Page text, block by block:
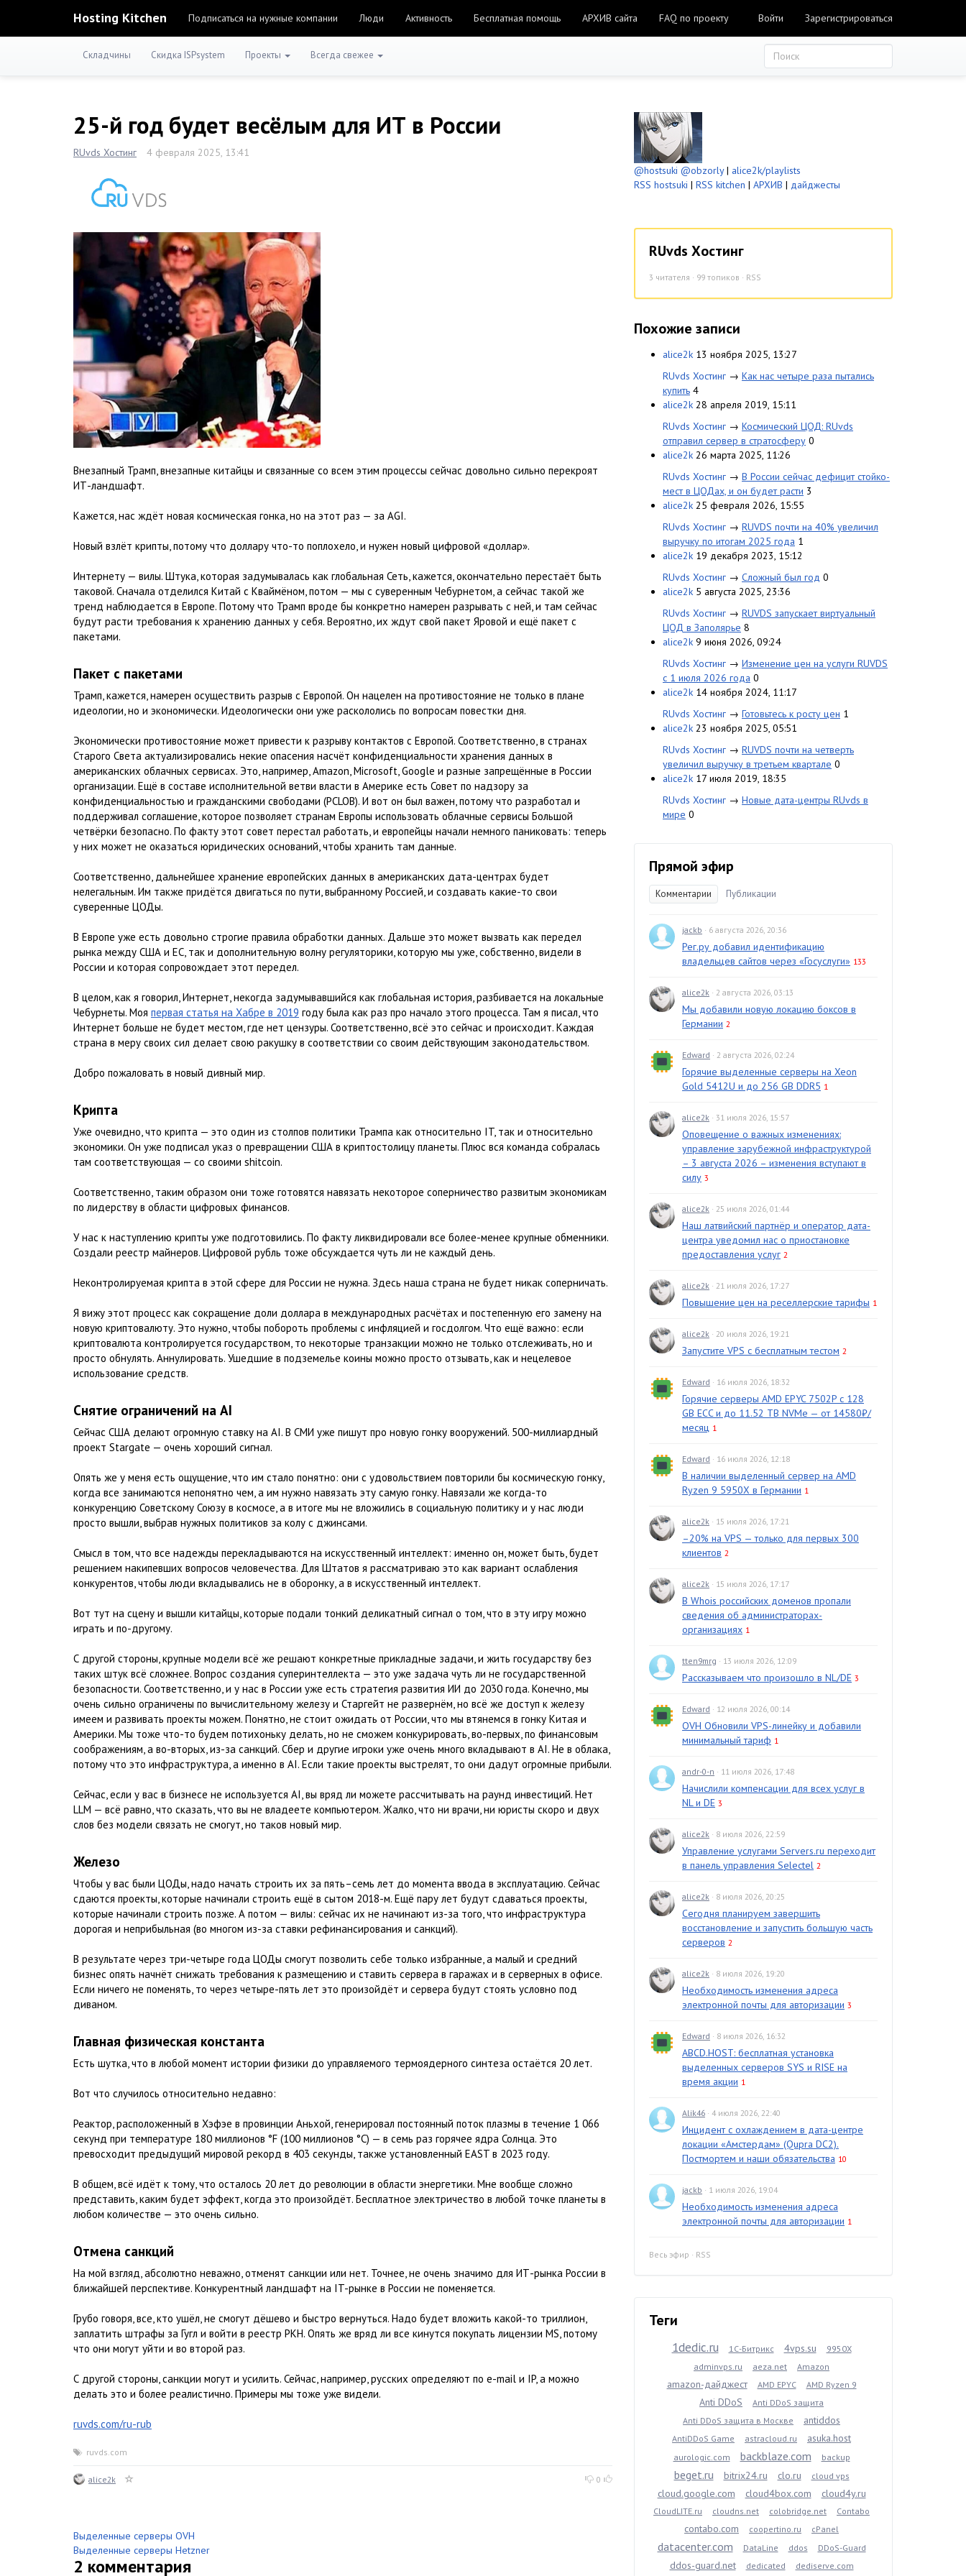
Hosting Kitchen Подписаться на нужные компании Люди Активность Бесплатная помощь АРХИВ сайта FAQ по проекту Войти Зарегистрироваться
Складчины Скидка ISPsystem Проекты Всегда свежее
25-й год будет весёлым для ИТ в России
RUvds Хостинг 4 февраля 2025, 13:41
Внезапный Трамп, внезапные китайцы и связанные со всем этим процессы сейчас довольно сильно перекроят
ИТ-ландшафт.
Кажется, нас ждёт новая космическая гонка, но на этот раз — за AGI.
Новый взлёт крипты, потому что доллару что-то поплохело, и нужен новый цифровой «доллар».
Интернету — вилы. Штука, которая задумывалась как глобальная Сеть, кажется, окончательно перестаёт быть
таковой. Сначала отделился Китай с Кваймёном, потом — мы с суверенным Чебурнетом, а сейчас такой же
тренд наблюдается в Европе. Потому что Трамп вроде бы конкретно намерен разрывать с ней, и там сейчас
будут расти требования к хранению данных у себя. Вероятно, их ждут свой пакет Яровой и ещё пакет с
пакетами.
Пакет с пакетами
Трамп, кажется, намерен осуществить разрыв с Европой. Он нацелен на противостояние не только в плане
идеологии, но и экономически. Идеологически они уже раскололись по вопросам повестки дня.
Экономически противостояние может привести к разрыву контактов с Европой. Соответственно, в странах
Старого Света актуализировались некие опасения насчёт конфиденциальности хранения данных в
американских облачных сервисах. Это, например, Amazon, Microsoft, Google и разные запрещённые в России
организации. Ещё в составе исполнительной ветви власти в Америке есть Совет по надзору за
конфиденциальностью и гражданскими свободами (PCLOB). И вот он был важен, потому что разработал и
поддерживал соглашение, которое позволяет странам Европы использовать облачные сервисы Большой
четвёрки безопасно. По факту этот совет перестал работать, и европейцы начали немного паниковать: теперь
у них может не оказаться юридических оснований, чтобы хранить там данные.
Соответственно, дальнейшее хранение европейских данных в американских дата-центрах будет
нелегальным. Им также придётся двигаться по пути, выбранному Россией, и создавать какие-то свои
суверенные ЦОДы.
В Европе уже есть довольно строгие правила обработки данных. Дальше это может вызвать как передел
рынка между США и ЕС, так и дополнительную волну регуляторики, которую мы уже, собственно, видели в
России и которая сопровождает этот передел.
В целом, как я говорил, Интернет, некогда задумывавшийся как глобальная история, разбивается на локальные
Чебурнеты. Моя первая статья на Хабре в 2019 году была как раз про начало этого процесса. Там я писал, что
Интернет больше не будет местом, где нет цензуры. Соответственно, всё это сейчас и происходит. Каждая
страна в меру своих сил делает свою ракушку в соответствии со своим действующим законодательством.
Добро пожаловать в новый дивный мир.
Крипта
Уже очевидно, что крипта — это один из столпов политики Трампа как относительно IT, так и относительно
экономики. Он уже подписал указ о превращении США в криптостолицу планеты. Плюс вся команда собралась
там соответствующая — со своими shitcoin.
Соответственно, таким образом они тоже готовятся навязать некоторое соперничество развитым экономикам
по лидерству в области цифровых финансов.
У нас к наступлению крипты уже подготовились. По факту ликвидировали все более-менее крупные обменники.
Создали реестр майнеров. Цифровой рубль тоже обсуждается чуть ли не каждый день.
Неконтролируемая крипта в этой сфере для России не нужна. Здесь наша страна не будет никак соперничать.
Я вижу этот процесс как сокращение доли доллара в международных расчётах и постепенную его замену на
новую криптовалюту. Это нужно, чтобы побороть проблемы с инфляцией и госдолгом. Что ещё важно: если
криптовалюта контролируется государством, то некоторые транзакции можно не только отслеживать, но и
просто обнулять. Аннулировать. Ушедшие в подземелье коины можно просто отзывать, как и нецелевое
использование средств.
Снятие ограничений на AI
Сейчас США делают огромную ставку на AI. В СМИ уже пишут про новую гонку вооружений. 500-миллиардный
проект Stargate — очень хороший сигнал.
Опять же у меня есть ощущение, что им стало понятно: они с удовольствием повторили бы космическую гонку,
когда все занимаются непонятно чем, а им нужно навязать эту самую гонку. Навязали же когда-то
конкуренцию Советскому Союзу в космосе, а в итоге мы не вложились в социальную политику и у нас люди
просто вышли, выбрав нужных политиков за колу с джинсами.
Смысл в том, что все надежды перекладываются на искусственный интеллект: именно он, может быть, будет
решением накипевших вопросов человечества. Для Штатов я рассматриваю это как вариант ослабления
конкурентов, чтобы люди вкладывались не в оборонку, а в искусственный интеллект.
Вот тут на сцену и вышли китайцы, которые подали тонкий деликатный сигнал о том, что в эту игру можно
играть и по-другому.
С другой стороны, крупные модели всё же решают конкретные прикладные задачи, и жить государству без
таких штук всё сложнее. Вопрос создания суперинтеллекта — это уже задача чуть ли не государственной
безопасности. Соответственно, и у нас в России уже есть стратегия развития ИИ до 2030 года. Конечно, мы
очень сильно ограничены по вычислительному железу и Старгейт не развернём, но всё же доступ к железу
имеем и развивать проекты можем. Понятно, не стоит ожидать от России, что мы втянемся в гонку Китая и
Америки. Мы тоже что-то будем потихоньку делать, но не сможем конкурировать, во-первых, по финансовым
соображениям, а во-вторых, из-за санкций. Сбер и другие игроки уже очень много вкладывают в AI. Не в облака,
потому что это инфраструктура, а именно в AI. Если такие проекты выстрелят, то они дадут огромные прибыли.
Сейчас, если у вас в бизнесе не используется AI, вы вряд ли можете рассчитывать на раунд инвестиций. Нет
LLM — всё равно, что сказать, что вы не владеете компьютером. Жалко, что ни врачи, ни юристы скоро и двух
слов без модели связать не смогут, но таков новый мир.
Железо
Чтобы у вас были ЦОДы, надо начать строить их за пять–семь лет до момента ввода в эксплуатацию. Сейчас
сдаются проекты, которые начинали строить ещё в сытом 2018-м. Ещё пару лет будут сдаваться проекты,
которые начинали строить позже. А потом — вилы: сейчас их не начинают из-за того, что инфраструктура
дорогая и неприбыльная (во многом из-за ставки рефинансирования и санкций).
В результате через три-четыре года ЦОДы смогут позволить себе только избранные, а малый и средний
бизнес опять начнёт снижать требования к размещению и ставить сервера в гаражах и в серверных в офисе.
Если ничего не поменять, то через четыре-пять лет это произойдёт и сервера будут стоять условно под
диваном.
Главная физическая константа
Есть шутка, что в любой момент истории физики до управляемого термоядерного синтеза остаётся 20 лет.
Вот что случилось относительно недавно:
Реактор, расположенный в Хэфэе в провинции Аньхой, генерировал постоянный поток плазмы в течение 1 066
секунд при температуре 180 миллионов °F (100 миллионов °C) — в семь раз горячее ядра Солнца. Это
превосходит предыдущий мировой рекорд в 403 секунды, также установленный EAST в 2023 году.
В общем, всё идёт к тому, что осталось 20 лет до революции в области энергетики. Мне вообще сложно
представить, каким будет эффект, когда это произойдёт. Бесплатное электричество в любой точке планеты в
любом количестве — это очень сильно.
Отмена санкций
На мой взгляд, абсолютно неважно, отменят санкции или нет. Точнее, не очень значимо для ИТ-рынка России в
ближайшей перспективе. Конкурентный ландшафт на IT-рынке в России не поменяется.
Грубо говоря, все, кто ушёл, не смогут дёшево и быстро вернуться. Надо будет вложить какой-то триллион,
заплатить штрафы за Гугл и войти в реестр РКН. Опять же вряд ли все кинутся покупать лицензии MS, потому
что они могут уйти и во второй раз.
С другой стороны, санкции могут и усилить. Сейчас, например, русских определяют по e-mail и IP, а можно
делать это и более реалистично. Примеры мы тоже уже видели.
ruvds.com/ru-rub
ruvds.com
alice2k 0
Выделенные серверы OVH
Выделенные серверы Hetzner
2 комментария
@hostsuki @obzorly| alice2k/playlists
RSS hostsuki | RSS kitchen | АРХИВ | дайджесты
RUvds Хостинг
3 читателя · 99 топиков · RSS
Похожие записи
alice2k 13 ноября 2025, 13:27
RUvds Хостинг → Как нас четыре раза пытались
купить 4
alice2k 28 апреля 2019, 15:11
RUvds Хостинг → Космический ЦОД: RUvds
отправил сервер в стратосферу 0
alice2k 26 марта 2025, 11:26
RUvds Хостинг → В России сейчас дефицит стойко-
мест в ЦОДах, и он будет расти 3
alice2k 25 февраля 2026, 15:55
RUvds Хостинг → RUVDS почти на 40% увеличил
выручку по итогам 2025 года 1
alice2k 19 декабря 2023, 15:12
RUvds Хостинг → Сложный был год 0
alice2k 5 августа 2025, 23:36
RUvds Хостинг → RUVDS запускает виртуальный
ЦОД в Заполярье 8
alice2k 9 июня 2026, 09:24
RUvds Хостинг → Изменение цен на услуги RUVDS
с 1 июля 2026 года 0
alice2k 14 ноября 2024, 11:17
RUvds Хостинг → Готовьтесь к росту цен 1
alice2k 23 ноября 2025, 05:51
RUvds Хостинг → RUVDS почти на четверть
увеличил выручку в третьем квартале 0
alice2k 17 июля 2019, 18:35
RUvds Хостинг → Новые дата-центры RUvds в
мире 0
Прямой эфир
Комментарии Публикации
jackb · 6 августа 2026, 20:36
Рег.ру добавил идентификацию
владельцев сайтов через «Госуслуги» 133
alice2k · 2 августа 2026, 03:13
Мы добавили новую локацию боксов в
Германии 2
Edward · 2 августа 2026, 02:24
Горячие выделенные серверы на Xeon
Gold 5412U и до 256 GB DDR5 1
alice2k · 31 июля 2026, 15:57
Оповещение о важных изменениях:
управление зарубежной инфраструктурой
– 3 августа 2026 – изменения вступают в
силу 3
alice2k · 25 июля 2026, 01:44
Наш латвийский партнёр и оператор дата-
центра уведомил нас о приостановке
предоставления услуг 2
alice2k · 21 июля 2026, 17:27
Повышение цен на реселлерские тарифы 1
alice2k · 20 июля 2026, 19:21
Запустите VPS с бесплатным тестом 2
Edward · 16 июля 2026, 18:32
Горячие серверы AMD EPYC 7502P с 128
GB ECC и до 11.52 TB NVMe — от 14580₽/
месяц 1
Edward · 16 июля 2026, 12:18
В наличии выделенный сервер на AMD
Ryzen 9 5950X в Германии 1
alice2k · 15 июля 2026, 17:21
–20% на VPS — только для первых 300
клиентов 2
alice2k · 15 июля 2026, 17:17
В Whois российских доменов пропали
сведения об администраторах-
организациях 1
tten9mrg · 13 июля 2026, 12:09
Рассказываем что произошло в NL/DE 3
Edward · 12 июля 2026, 00:14
OVH Обновили VPS-линейку и добавили
минимальный тариф 1
andr-0-n · 11 июля 2026, 17:48
Начислили компенсации для всех услуг в
NL и DE 3
alice2k · 8 июля 2026, 22:59
Управление услугами Servers.ru переходит
в панель управления Selectel 2
alice2k · 8 июля 2026, 20:25
Сегодня планируем завершить
восстановление и запустить большую часть
серверов 2
alice2k · 8 июля 2026, 19:20
Необходимость изменения адреса
электронной почты для авторизации 3
Edward · 8 июля 2026, 16:32
ABCD.HOST: бесплатная установка
выделенных серверов SYS и RISE на
время акции 1
Alik46 · 4 июля 2026, 22:40
Инцидент с охлаждением в дата-центре
локации «Амстердам» (Qupra DC2).
Постмортем и наши обязательства 10
jackb · 1 июля 2026, 19:04
Необходимость изменения адреса
электронной почты для авторизации 1
Весь эфир · RSS
Теги
1dedic.ru 1С-Битрикс 4vps.su
9950X
adminvps.ru
aeza.net Amazon
amazon-дайджест AMD EPYC AMD Ryzen 9
Anti DDoS
Anti DDoS защита
Anti DDoS защита в Москве
antiddos
AntiDDoS Game astracloud.ru asuka.host
aurologic.com backblaze.com backup
beget.ru bitrix24.ru clo.ru cloud vps
cloud.google.com cloud4box.com cloud4y.ru
CloudLITE.ru cloudns.net colobridge.net Contabo
contabo.com coopertino.ru cPanel
datacenter.com DataLine ddos DDoS-Guard
ddos-guard.net dedicated dediserve.com